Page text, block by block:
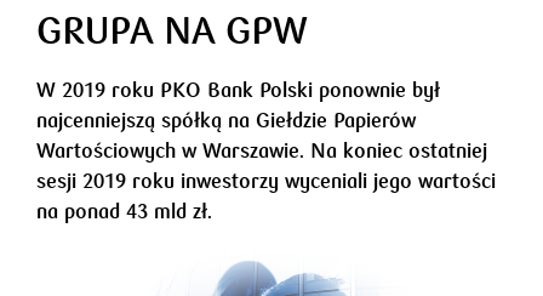
Charakterystyka działalności
Segmenty działalności
Pozycja rynkowa
Rys historyczny
Sektor bankowy
Sektor pozabankowy
Czynniki ryzyka
Otoczenie regulacyjno-prawne
Grupa w 2019
Sytuacja finansowa Grupy
Sytuacja finansowa banku
Noty finansowe
Obszar zarządczy
Zarządzanie ryzykiem
Ład korporacyjny
Strategia 2020-2022
Kierunki rozwoju
Cele i ich realizacja
GRUPA NA GPW
W 2019 roku PKO Bank Polski ponownie był
najcenniejszą spółką na Giełdzie Papierów
Wartościowych w Warszawie. Na koniec ostatniej
sesji 2019 roku inwestorzy wyceniali jego wartości
na ponad 43 mld zł.